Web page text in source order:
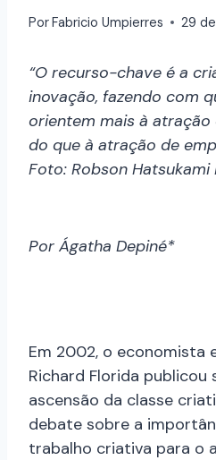
PorFabricio Umpierres 29
“O recurso-chave é a
inovação, fazendo com
orientem mais à
do que à atração de
Foto: Robson
Por Ágatha Depiné*
Em 2002, o economista
Richard Florida publicou
ascensão da classe
debate sobre a
trabalho criativa para o